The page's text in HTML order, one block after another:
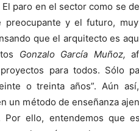
paro en el sector como se
preocupante y el futuro,
que el arquitecto es
Gonzalo García Muñoz,
para todos. Sólo
o treinta años”. Aún
un método de enseñanza
Por ello, entendemos que